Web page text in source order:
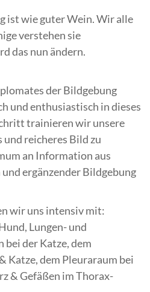
ist wie guter Wein. Wir alle
verstehen sie
das nun ändern.
der Bildgebung
und enthusiastisch in dieses
trainieren wir unsere
reicheres Bild zu
an Information aus
ergänzender Bildgebung
wir uns intensiv mit:
Lungen- und
der Katze, dem
Katze, dem Pleuraraum bei
& Gefäßen im Thorax-